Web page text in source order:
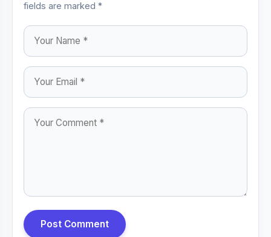
fields are marked *
Post Comment